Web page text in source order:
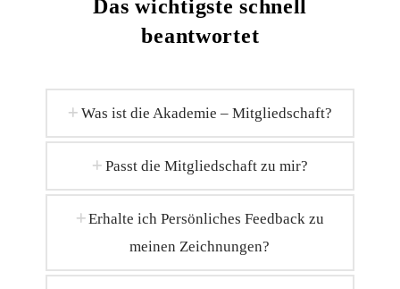
Das wichtigste schnell
beantwortet
Was ist die Akademie – Mitgliedschaft?
Passt die Mitgliedschaft zu mir?
Erhalte ich Persönliches Feedback zu
meinen Zeichnungen?